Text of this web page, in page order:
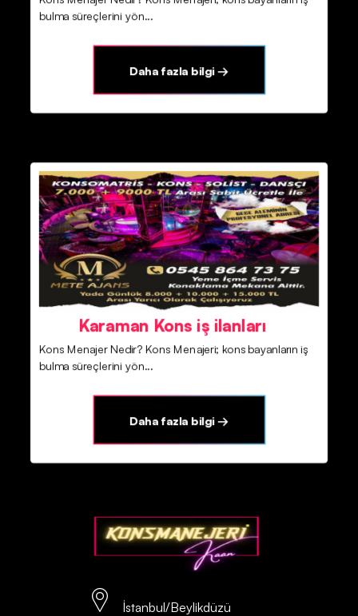
bulma süreçlerini yön...
Daha fazla bilgi →
Karaman Kons iş ilanları
Kons Menajer Nedir? Kons Menajeri; kons bayanların iş
bulma süreçlerini yön...
Daha fazla bilgi →
İstanbul/Beylikdüzü